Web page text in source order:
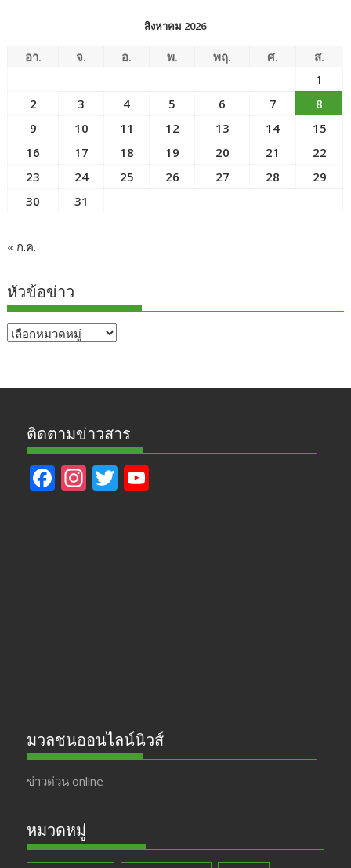
สิงหาคม 2026
อา. จ. อ. พ. พฤ. ศ.
ส.
1
2
3 4 5 6 7
8
9
10 11 12 13 14
15
16
17 18 19 20 21
22
23
24 25 26 27 28
29
30
31
« ก.ค.
หัวข้อข่าว
หัวข้อ
ติดตามข่าวสาร
F In T
มวลชนออนไลน์นิวส์
ข่าวด่วน online
หมวดหมู่